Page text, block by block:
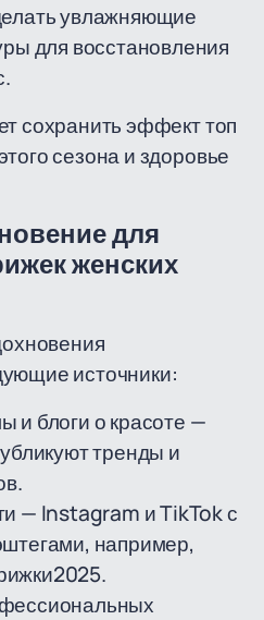
увлажняющие
для восстановления
сохранить эффект топ
сезона и здоровье
для
женских
источники:
и блоги о красоте —
тренды и
— Instagram и TikTok с
например,